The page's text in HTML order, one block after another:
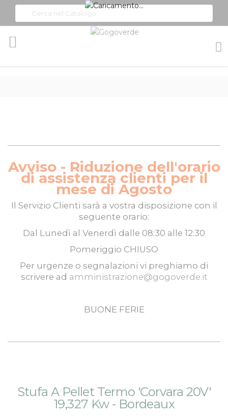
Avviso - Riduzione dell'orario
di assistenza clienti per il
mese di Agosto
Il Servizio Clienti sarà a vostra disposizione con il
seguente orario:
Dal Lunedì al Venerdì dalle 08:30 alle 12:30
Pomeriggio CHIUSO
Per urgenze o segnalazioni vi preghiamo di
scrivere ad amministrazione@gogoverde.it
BUONE FERIE
alla
all'inizio
Stufa A Pellet Termo 'Corvara 20V'
19,327 Kw - Bordeaux